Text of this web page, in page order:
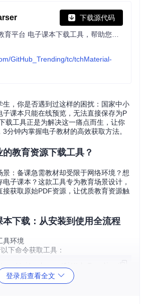
下载源代码
GitHub_Trending/tc/tchMaterial-
生，你是否遇到过这样的困扰：国家中小
子课本只能在线预览，无法直接保存为P
载工具正是为解决这一痛点而生，让你
分钟内掌握电子教材的高效获取方法。
教育资源下载工具？
景：备课急需教材却受限于网络环境？想
子课本？这款工具专为教育场景设计，
接获取原始PDF资源，让优质教育资源触
下载：从安装到使用全流程
具环境
下命令获取工具：
登录后查看全文